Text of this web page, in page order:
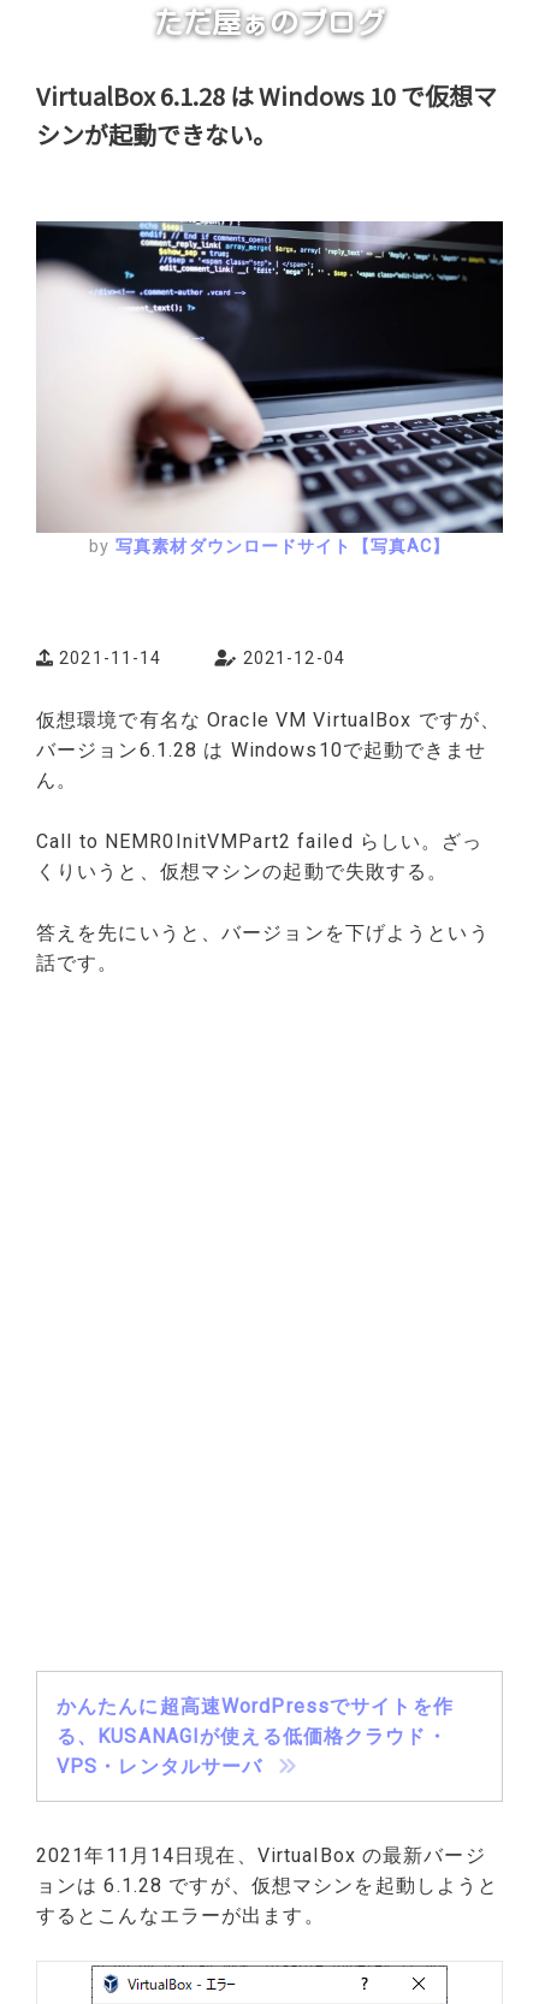
ただ屋ぁのブログ
VirtualBox 6.1.28 は Windows 10 で仮想マ
シンが起動できない。
by写真素材ダウンロードサイト【写真AC】
2021-11-14 2021-12-04
仮想環境で有名な Oracle VM VirtualBox ですが、
バージョン6.1.28 は Windows10で起動できませ
ん。
Call to NEMR0InitVMPart2 failed らしい。ざっ
くりいうと、仮想マシンの起動で失敗する。
答えを先にいうと、バージョンを下げようという
話です。
かんたんに超高速WordPressでサイトを作
る、KUSANAGIが使える低価格クラウド・
VPS・レンタルサーバ
2021年11月14日現在、VirtualBox の最新バージ
ョンは 6.1.28 ですが、仮想マシンを起動しようと
するとこんなエラーが出ます。